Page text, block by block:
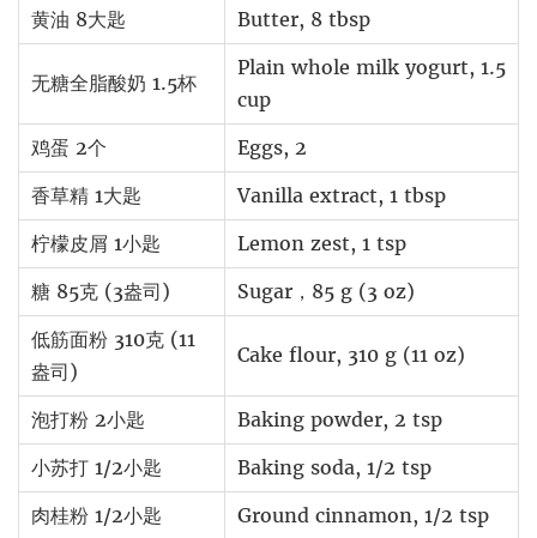
黄油 8大匙
Butter, 8 tbsp
无糖全脂酸奶 1.5杯
Plain whole milk yogurt, 1.5
cup
鸡蛋 2个
Eggs, 2
香草精 1大匙
Vanilla extract, 1 tbsp
柠檬皮屑 1小匙
Lemon zest, 1 tsp
糖 85克 (3盎司)
Sugar，85 g (3 oz)
低筋面粉 310克 (11
盎司)
Cake flour, 310 g (11 oz)
泡打粉 2小匙
Baking powder, 2 tsp
小苏打 1/2小匙
Baking soda, 1/2 tsp
肉桂粉 1/2小匙
Ground cinnamon, 1/2 tsp